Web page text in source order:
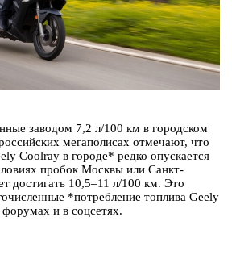
заводом 7,2 л/100 км в городском
мегаполисах отмечают, что
Coolray в городе* редко опускается
пробок Москвы или Санкт-
достигать 10,5–11 л/100 км. Это
*потребление топлива Geely
и в соцсетях.